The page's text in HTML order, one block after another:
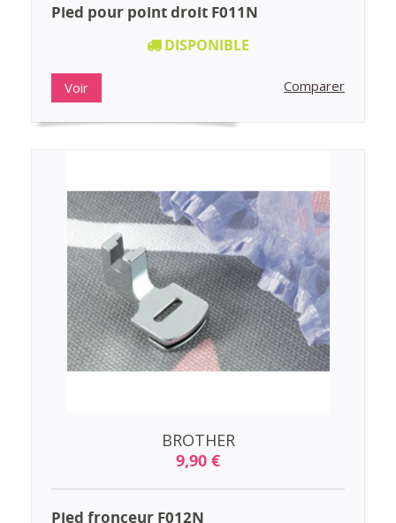
Pied pour point droit F011N
DISPONIBLE
Voir Comparer
BROTHER
9,90 €
Pied fronceur F012N